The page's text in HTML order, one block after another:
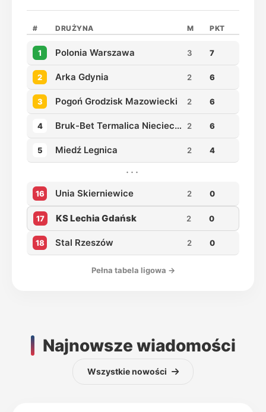
# DRUŻYNA M PKT
1 Polonia Warszawa 3 7
2 Arka Gdynia 2 6
3 Pogoń Grodzisk Mazowiecki 2 6
4 Bruk-Bet Termalica Nieciecza 2 6
5 Miedź Legnica 2 4
···
16 Unia Skierniewice 2 0
17 KS Lechia Gdańsk 2 0
18 Stal Rzeszów 2 0
Pełna tabela ligowa →
Najnowsze wiadomości
Wszystkie nowości